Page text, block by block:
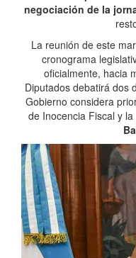
negociación de la
La reunión de este
cronograma
oficialmente, hacia
Diputados debatirá dos
Gobierno considera
de Inocencia Fiscal y